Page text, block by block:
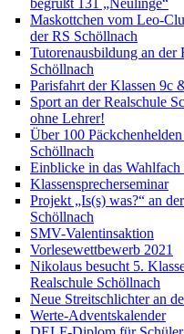
begrüßt 131 „Neulinge“
Maskottchen vom Leo-
der RS Schöllnach
Tutorenausbildung an der
Schöllnach
Parisfahrt der Klassen 9c
Sport an der Realschule
ohne Lehrer!
Über 100
Schöllnach
Einblicke in das
Klassensprecherseminar
Projekt „Is(s) was?“ an
Schöllnach
SMV-Valentinsaktion
Vorlesewettbewerb 2021
Nikolaus besucht 5.
Realschule Schöllnach
Neue Streitschlichter an
Werte-Adventskalender